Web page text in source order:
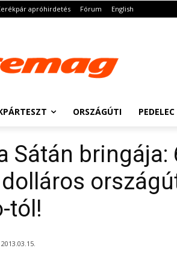
apróhirdetés Fórum English
ORSZÁGÚTI PEDELEC
Sátán
tól!
2013.03.15.